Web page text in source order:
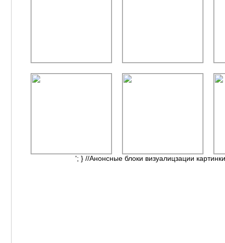
'; } //Анонсные блоки визуалицзации